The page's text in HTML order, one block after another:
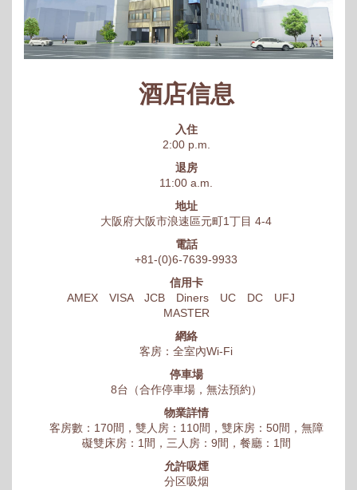
酒店信息
入住
2:00 p.m.
退房
11:00 a.m.
地址
大阪府大阪市浪速區元町1丁目 4-4
電話
+81-(0)6-7639-9933
信用卡
AMEX VISA JCB Diners UC DC UFJ
MASTER
網絡
客房：全室內Wi-Fi
停車場
8台（合作停車場，無法預約）
物業詳情
客房數：170間，雙人房：110間，雙床房：50間，無障
礙雙床房：1間，三人房：9間，餐廳：1間
允許吸煙
分区吸烟